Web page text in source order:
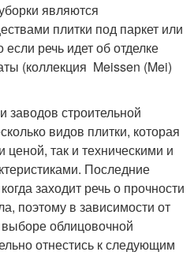
являются
плитки под паркет или
речь идет об отделке
(коллекция Meissen (Mei)
заводов строительной
видов плитки, которая
ценой, так и техническими и
Последние
заходит речь о прочности
поэтому в зависимости от
облицовочной
отнестись к следующим